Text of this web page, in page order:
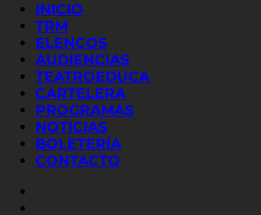
INICIO
TRM
ELENCOS
AUDIENCIAS
TEATROEDUCA
CARTELERA
PROGRAMAS
NOTICIAS
BOLETERÍA
CONTACTO